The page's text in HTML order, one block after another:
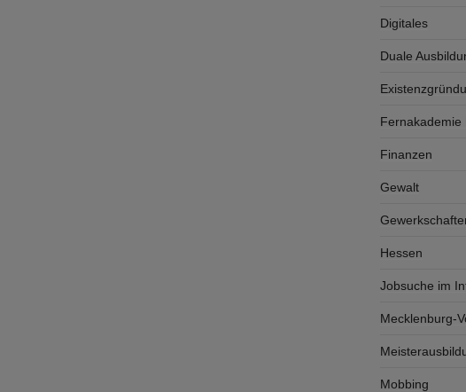
Digitales
Duale
Fernakademie
Finanzen
Gewalt
Hessen
Jobsuche im
Mecklenburg-
Mobbing